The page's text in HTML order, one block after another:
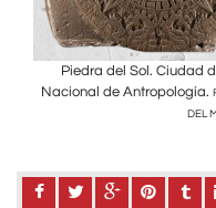
Piedra del Sol. Ciudad
Nacional de Antropología.
DEL